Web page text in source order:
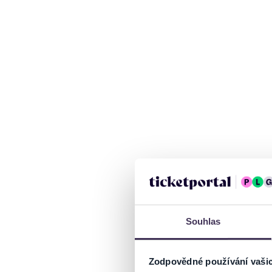
Souhlas
Zodpovědné používání